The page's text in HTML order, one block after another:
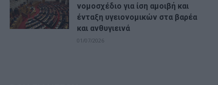
νομοσχέδιο για ίση αμοιβή και
ένταξη υγειονομικών στα βαρέα
και ανθυγιεινά
01/07/2026